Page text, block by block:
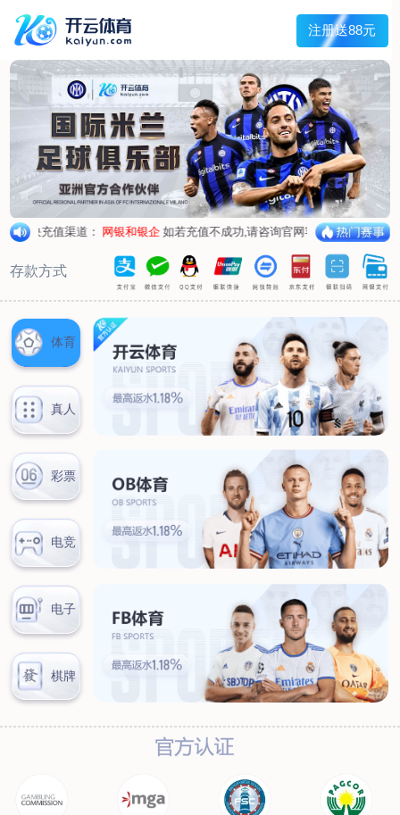
首页
关于我们
企业概况
荣誉资质
合作伙伴
产品中心
烤箱纸
蜡纸
防油纸
蛋糕杯纸
糖果包装纸
汉堡包装纸
包肉纸
吸油纸
新闻展示
公司新闻
行业资讯
联系我们
联系方式
客户留言
扫码咨询